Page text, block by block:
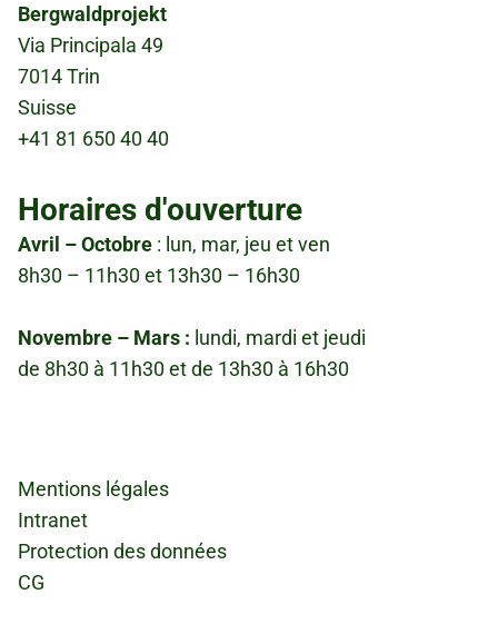
Bergwaldprojekt
Via Principala 49
7014 Trin
Suisse
+41 81 650 40 40
Horaires d'ouverture
Avril – Octobre : lun, mar, jeu et ven
8h30 – 11h30 et 13h30 – 16h30
Novembre – Mars : lundi, mardi et jeudi
de 8h30 à 11h30 et de 13h30 à 16h30
Mentions légales
Intranet
Protection des données
CG